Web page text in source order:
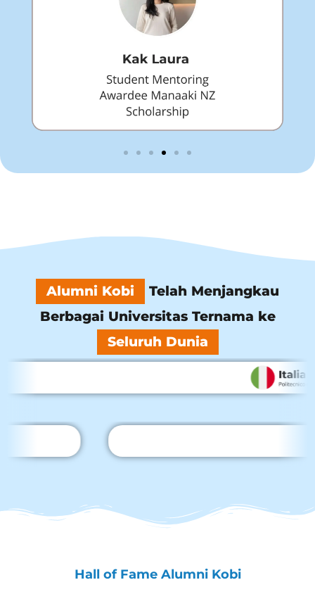
Alumni Kobi
Telah Menjangkau
Berbagai Universitas Ternama ke
Seluruh Dunia
Hall of Fame Alumni Kobi